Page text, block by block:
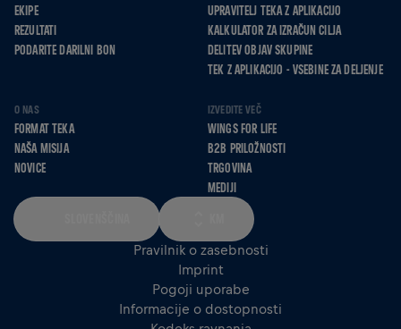
EKIPE
REZULTATI
PODARITE DARILNI BON
UPRAVITELJ TEKA Z APLIKACIJO
KALKULATOR ZA IZRAČUN CILJA
DELITEV OBJAV SKUPINE
TEK Z APLIKACIJO - VSEBINE ZA DELJENJE
O NAS
FORMAT TEKA
NAŠA MISIJA
NOVICE
IZVEDITE VEČ
WINGS FOR LIFE
B2B PRILOŽNOSTI
TRGOVINA
MEDIJI
Pravilnik o zasebnosti
Imprint
Pogoji uporabe
Informacije o dostopnosti